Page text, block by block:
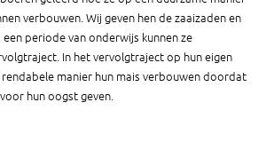
verbouwen. Wij geven hen de zaaizaden en
periode van onderwijs kunnen ze
In het vervolgtraject op hun eigen
rendabele manier hun mais verbouwen doordat
hun oogst geven.